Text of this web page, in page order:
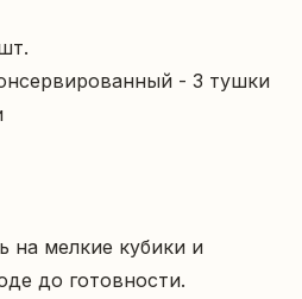
- 3 тушки
на мелкие кубики и
до готовности.